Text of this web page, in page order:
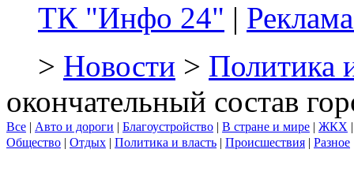
ТК "Инфо 24" |
> Новости > Политика
окончательный состав
Все | Авто и дороги | Благоустройство | В стране и мире | ЖКХ
Общество | Отдых | Политика и власть | Происшествия | Разное